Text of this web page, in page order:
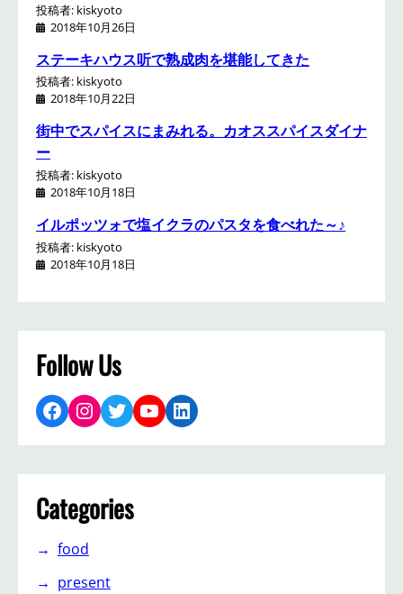
投稿者: kiskyoto
2018年10月26日
ステーキハウス听で熟成肉を堪能してきた
投稿者: kiskyoto
2018年10月22日
街中でスパイスにまみれる。カオススパイスダイナ
ー
投稿者: kiskyoto
2018年10月18日
イルポッツォで塩イクラのパスタを食べれた～♪
投稿者: kiskyoto
2018年10月18日
Follow Us
Facebook Instagram Twitter YouTube LinkedIn
Categories
food
present